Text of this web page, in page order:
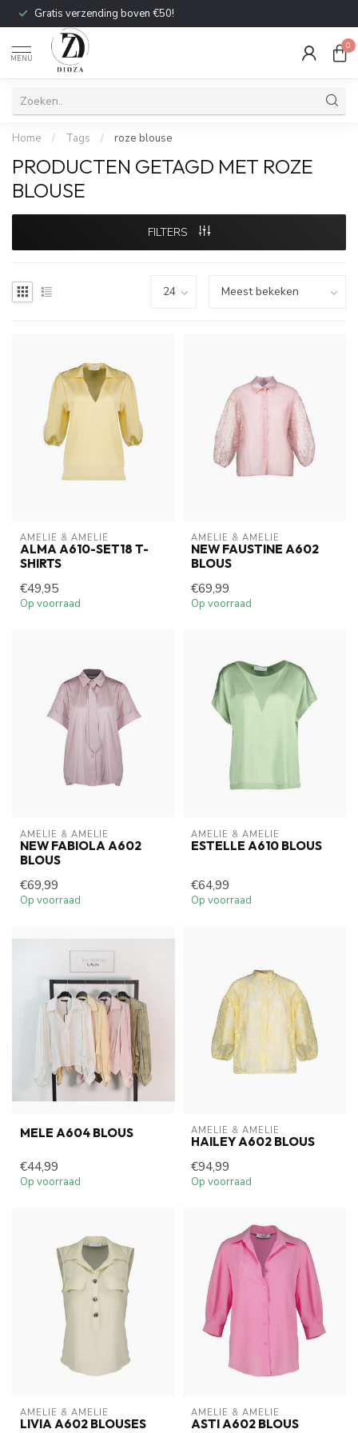
Gratis verzending boven €50!
MENU
0
Home / Tags / roze blouse
PRODUCTEN GETAGD MET ROZE
BLOUSE
FILTERS
AMELIE & AMELIE
ALMA A610-SET18 T-
SHIRTS
€49,95
Op voorraad
AMELIE & AMELIE
NEW FAUSTINE A602
BLOUS
€69,99
Op voorraad
AMELIE & AMELIE
NEW FABIOLA A602
BLOUS
€69,99
Op voorraad
AMELIE & AMELIE
ESTELLE A610 BLOUS
€64,99
Op voorraad
MELE A604 BLOUS
€44,99
Op voorraad
AMELIE & AMELIE
HAILEY A602 BLOUS
€94,99
Op voorraad
AMELIE & AMELIE
LIVIA A602 BLOUSES
AMELIE & AMELIE
ASTI A602 BLOUS